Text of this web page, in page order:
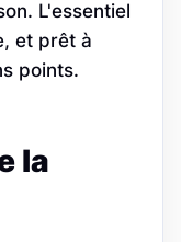
L'essentiel
et prêt à
points.
la